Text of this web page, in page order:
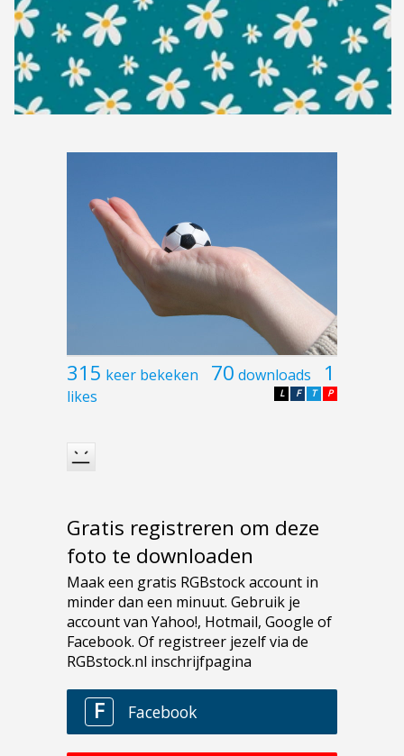
315 keer bekeken 70 downloads 1
likes P
T
F
L
Gratis registreren om deze
foto te downloaden